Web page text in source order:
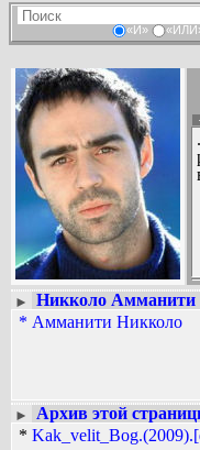
«И»
► Никколо Амманити
* Амманити Никколо
►
Архив этой
*